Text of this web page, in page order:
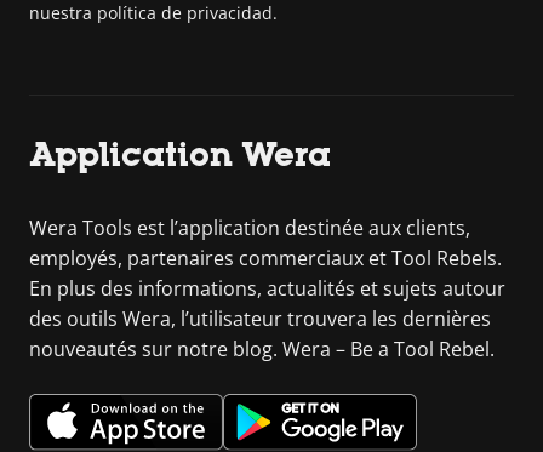
nuestra política de privacidad.
Application Wera
Wera Tools est l’application destinée aux clients,
employés, partenaires commerciaux et Tool Rebels.
En plus des informations, actualités et sujets autour
des outils Wera, l’utilisateur trouvera les dernières
nouveautés sur notre blog. Wera – Be a Tool Rebel.